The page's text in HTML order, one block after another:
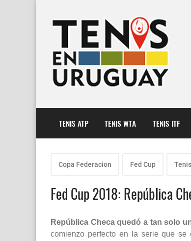
TENIS ATP TENIS WTA TENIS ITF
Copa Federacion Fed Cup
Fed Cup 2018: República
República Checa quedó a tan solo
comienzo perfecto en la serie que